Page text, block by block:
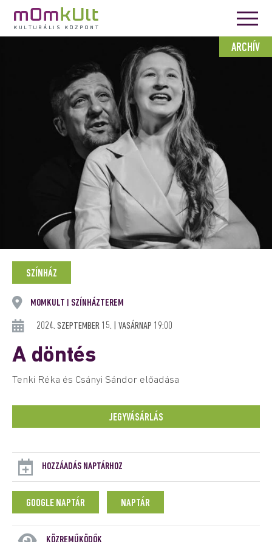
ARCHÍV
SZÍNHÁZ
MOMKULT SZÍNHÁZTEREM
2024. SZEPTEMBER 15. | VASÁRNAP 19:00
A döntés
Tenki Réka és Csányi Sándor előadása
JEGYVÁSÁRLÁS
HOZZÁADÁS NAPTÁRHOZ
GOOGLE NAPTÁR NAPTÁR
KÖZREMŰKÖDŐK